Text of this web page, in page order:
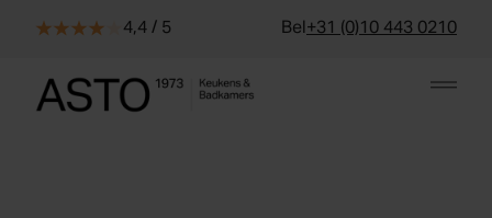
4,4 / 5 Bel +31 (0)10 443 0210